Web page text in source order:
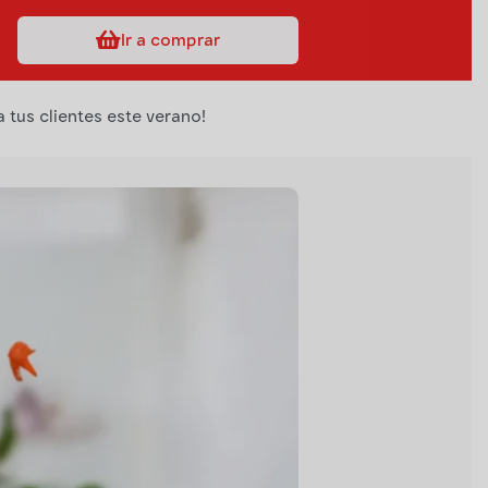
Ir a comprar
tus clientes este verano!